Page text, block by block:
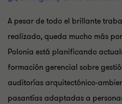
A pesar de todo el brillante
realizado, queda mucho más
Polonia está planificando
formación gerencial sobre
auditorías arquitectónico-
pasantías adaptadas a